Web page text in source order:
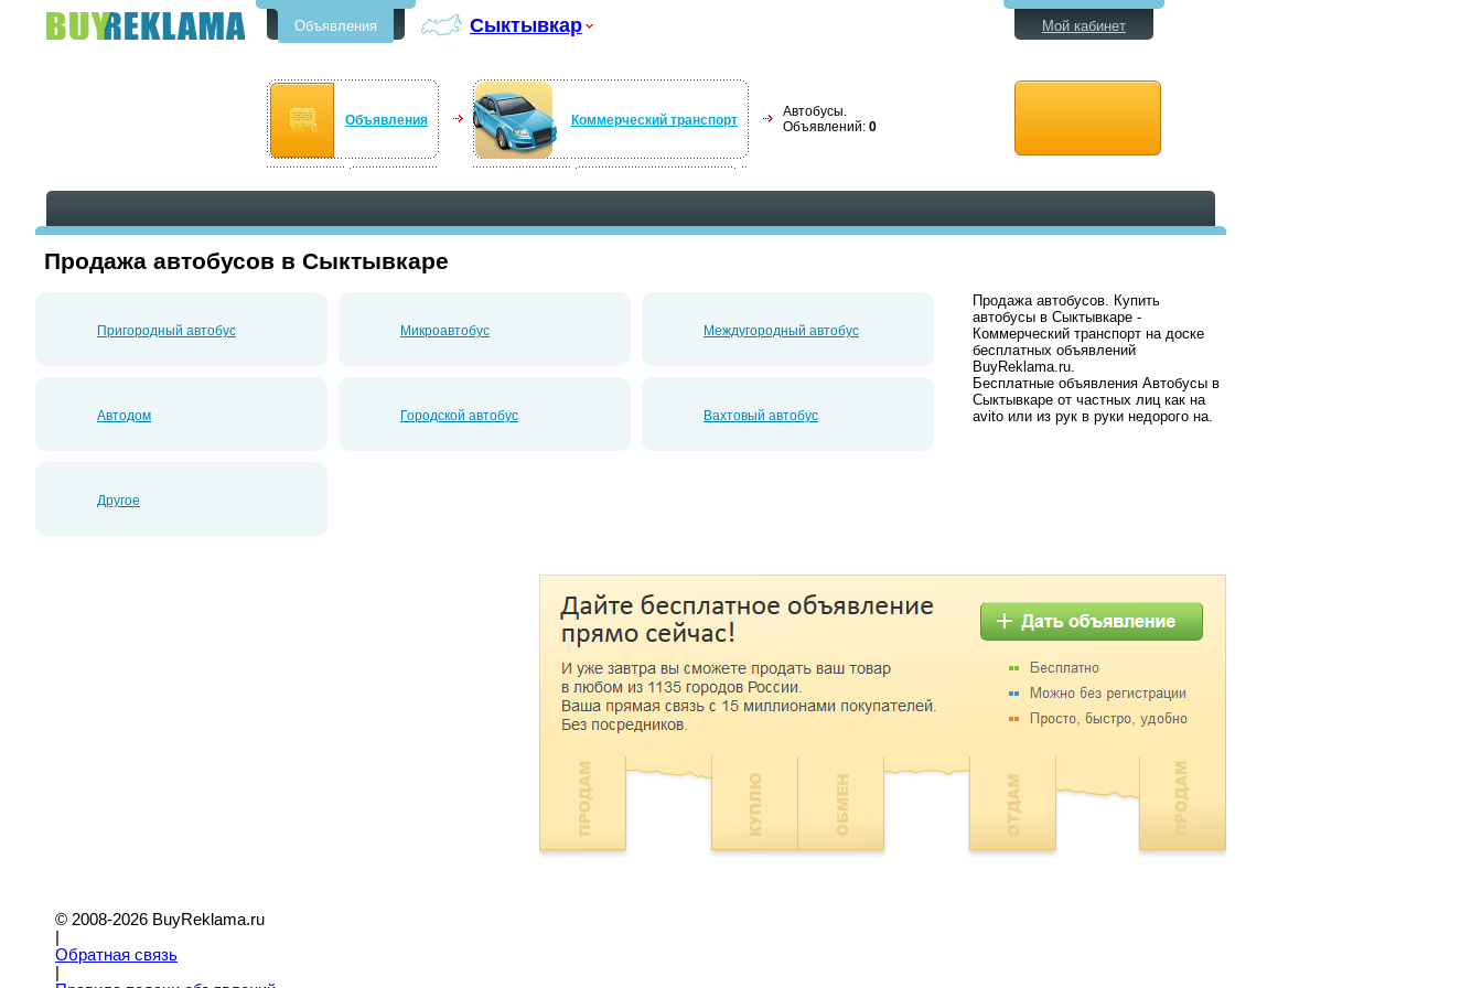
Объявления Сыктывкар
Объявления Коммерческий транспорт
Автобусы.
Объявлений: 0
Мой кабинет
Продажа автобусов в Сыктывкаре
Пригородный автобус Микроавтобус Междугородный автобус
Автодом Городской автобус Вахтовый автобус
Другое
Продажа автобусов. Купить
автобусы в Сыктывкаре -
Коммерческий транспорт на доске
бесплатных объявлений
BuyReklama.ru.
Бесплатные объявления Автобусы в
Сыктывкаре от частных лиц как на
avito или из рук в руки недорого на.
© 2008-2026 BuyReklama.ru
Обратная связь